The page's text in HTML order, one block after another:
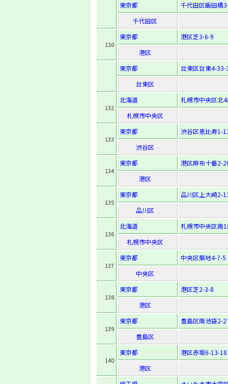
東京都
千代田区飯田橋
千代田区
130
東京都
港区芝3-6-9
港区
東京都
台東区台東4-33-
台東区
132
北海道
札幌市中央区北
札幌市中央区
133
東京都
渋谷区恵比寿1-
渋谷区
134
東京都
港区麻布十番2-
港区
135
東京都
品川区上大崎2-
品川区
136
北海道
札幌市中央区南
札幌市中央区
137
東京都
中央区築地4-7-5
中央区
138
東京都
港区芝2-3-8
港区
139
東京都
豊島区南池袋2-
豊島区
140
東京都
港区赤坂6-13-18
港区